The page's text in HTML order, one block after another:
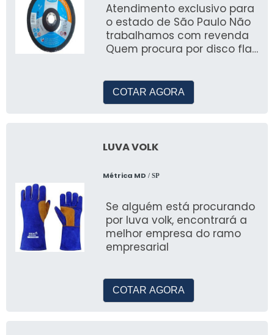
Atendimento exclusivo para
o estado de São Paulo Não
trabalhamos com revenda
Quem procura por disco flap
COTAR AGORA
LUVA VOLK
Métrica MD / SP
Se alguém está procurando
por luva volk, encontrará a
melhor empresa do ramo
empresarial
COTAR AGORA